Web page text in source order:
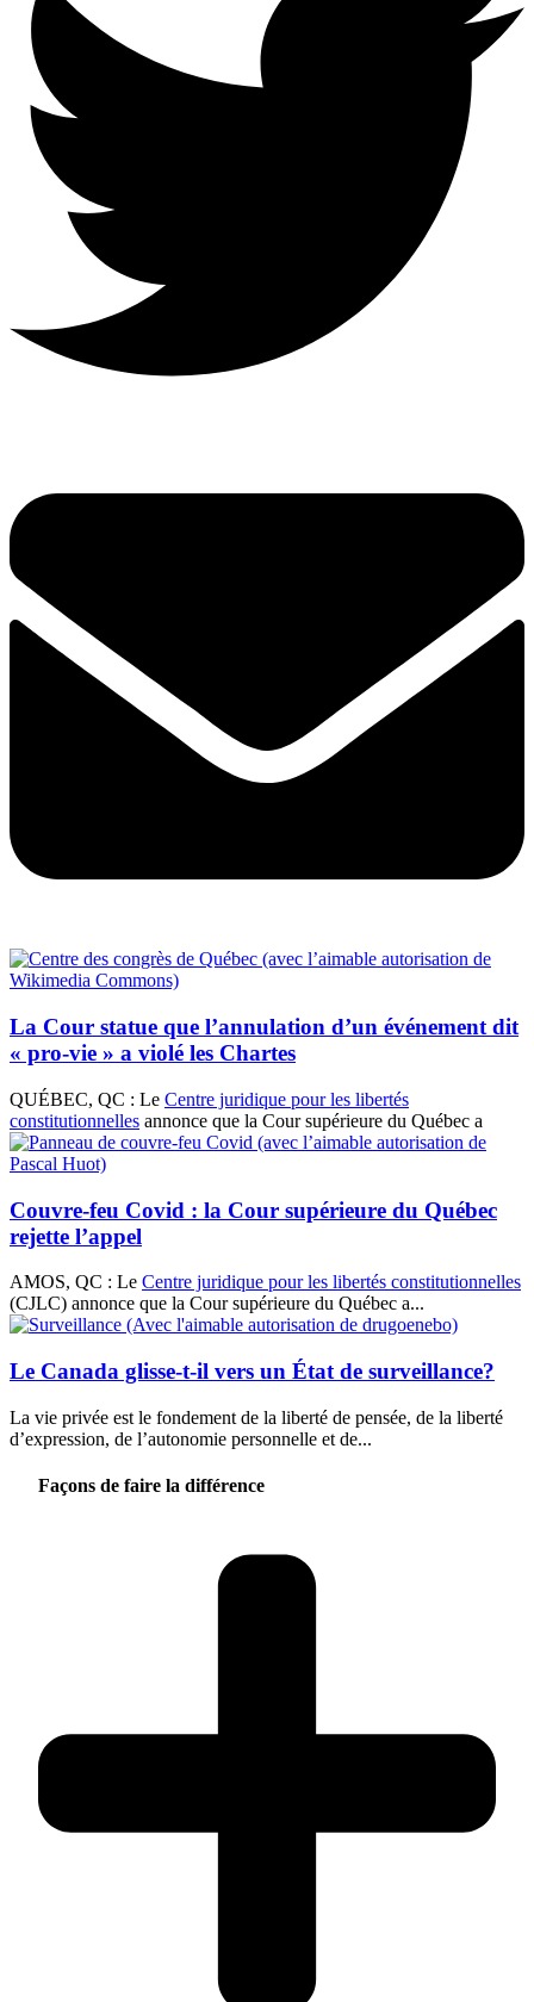
La Cour statue que l’annulation d’un événement dit
« pro-vie » a violé les Chartes
QUÉBEC, QC : Le Centre juridique pour les libertés
constitutionnelles annonce que la Cour supérieure du Québec a
Couvre-feu Covid : la Cour supérieure du Québec
rejette l’appel
AMOS, QC : Le Centre juridique pour les libertés constitutionnelles
(CJLC) annonce que la Cour supérieure du Québec a...
Le Canada glisse-t-il vers un État de surveillance?
La vie privée est le fondement de la liberté de pensée, de la liberté
d’expression, de l’autonomie personnelle et de...
Façons de faire la différence